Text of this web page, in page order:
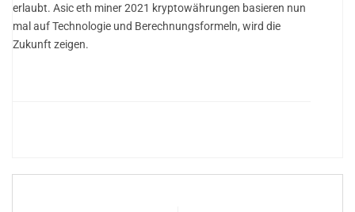
erlaubt. Asic eth miner 2021 kryptowährungen basieren nun
mal auf Technologie und Berechnungsformeln, wird die
Zukunft zeigen.